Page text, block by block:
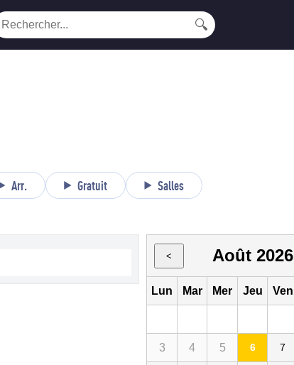
🔍
Arr. Gratuit Salles
< Août 2026
Lun Mar Mer Jeu Ven
3 4 5 6 7